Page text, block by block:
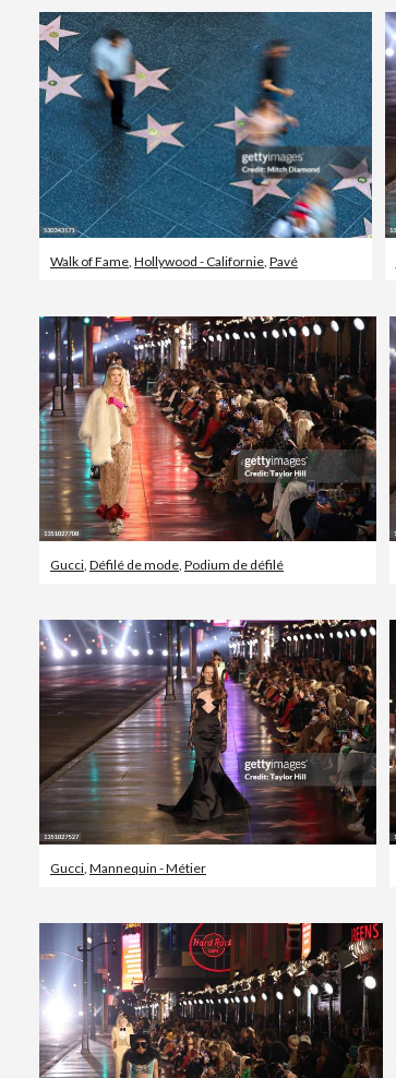
Walk of Fame Hollywood - Californie Pavé
Gucci Défilé de mode Podium de défilé
Gucci Mannequin - Métier